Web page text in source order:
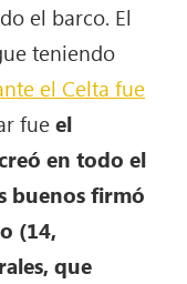
el barco. El
teniendo
el Celta fue
fueel
en todo el
buenos firmó
(14,
que